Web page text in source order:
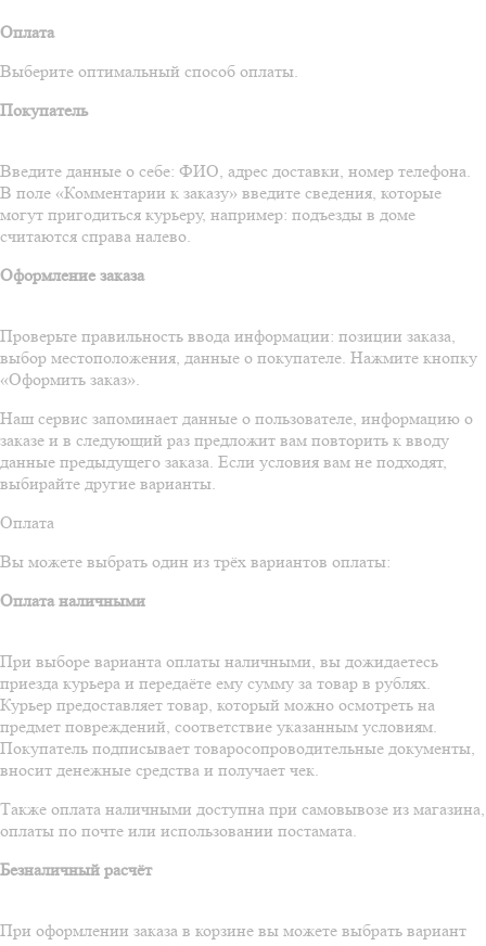
Оплата
Выберите оптимальный способ оплаты.
Покупатель
Введите данные о себе: ФИО, адрес доставки, номер телефона.
В поле «Комментарии к заказу» введите сведения, которые
могут пригодиться курьеру, например: подъезды в доме
считаются справа налево.
Оформление заказа
Проверьте правильность ввода информации: позиции заказа,
выбор местоположения, данные о покупателе. Нажмите кнопку
«Оформить заказ».
Наш сервис запоминает данные о пользователе, информацию о
заказе и в следующий раз предложит вам повторить к вводу
данные предыдущего заказа. Если условия вам не подходят,
выбирайте другие варианты.
Оплата
Вы можете выбрать один из трёх вариантов оплаты:
Оплата наличными
При выборе варианта оплаты наличными, вы дожидаетесь
приезда курьера и передаёте ему сумму за товар в рублях.
Курьер предоставляет товар, который можно осмотреть на
предмет повреждений, соответствие указанным условиям.
Покупатель подписывает товаросопроводительные документы,
вносит денежные средства и получает чек.
Также оплата наличными доступна при самовывозе из магазина,
оплаты по почте или использовании постамата.
Безналичный расчёт
При оформлении заказа в корзине вы можете выбрать вариант